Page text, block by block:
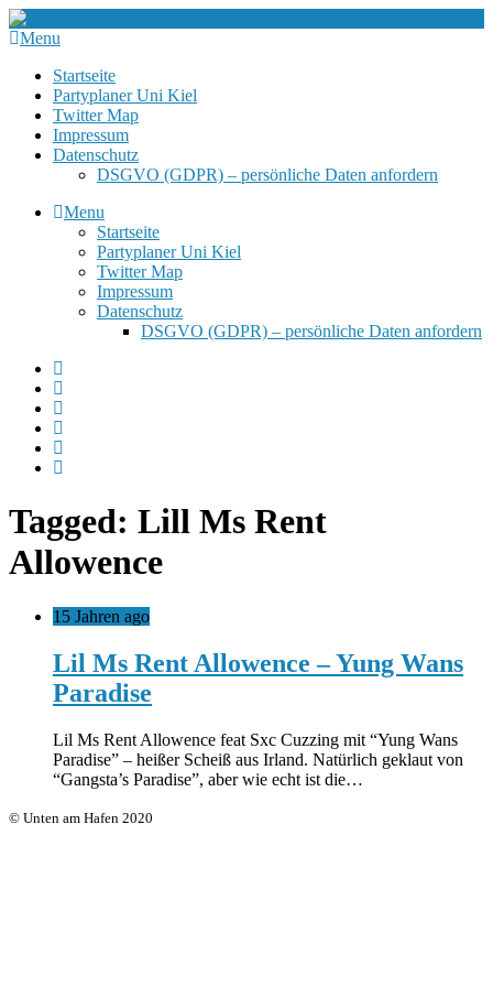
Menu
Startseite
Partyplaner Uni Kiel
Twitter Map
Impressum
Datenschutz
DSGVO (GDPR) – persönliche Daten anfordern
Menu
Startseite
Partyplaner Uni Kiel
Twitter Map
Impressum
Datenschutz
DSGVO (GDPR) – persönliche Daten anfordern
Tagged: Lill Ms Rent
Allowence
15 Jahren ago
Lil Ms Rent Allowence – Yung Wans
Paradise
Lil Ms Rent Allowence feat Sxc Cuzzing mit “Yung Wans
Paradise” – heißer Scheiß aus Irland. Natürlich geklaut von
“Gangsta’s Paradise”, aber wie echt ist die…
© Unten am Hafen 2020